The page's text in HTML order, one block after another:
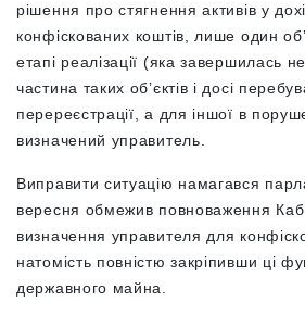
рішення про стягнення активів у
конфіскованих коштів, лише один
етапі реалізації (яка завершилась
частина таких об’єктів і досі
перереєстрації, а для іншої в
визначений управитель.
Виправити ситуацію намагався
вересня обмежив повноваження
визначення управителя для
натомість повністю закріпивши ці
державного майна.